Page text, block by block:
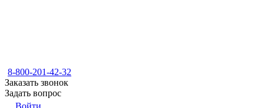
8-800-201-42-32
Заказать звонок
Задать вопрос
Войти